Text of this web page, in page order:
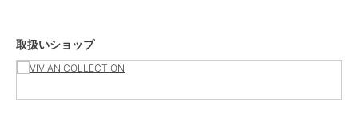
ベビーシューズ
ボーイズ
取扱いショップ